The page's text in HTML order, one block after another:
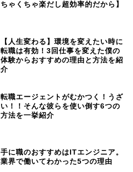
ちゃくちゃ楽だし超効率的だから】
【人生変わる】環境を変えたい時に
転職は有効！3回仕事を変えた僕の
体験からおすすめの理由と方法を紹
介
転職エージェントがむかつく！うざ
い！！そんな彼らを使い倒す6つの
方法を一挙紹介
手に職のおすすめはITエンジニア。
業界で働いてわかった5つの理由